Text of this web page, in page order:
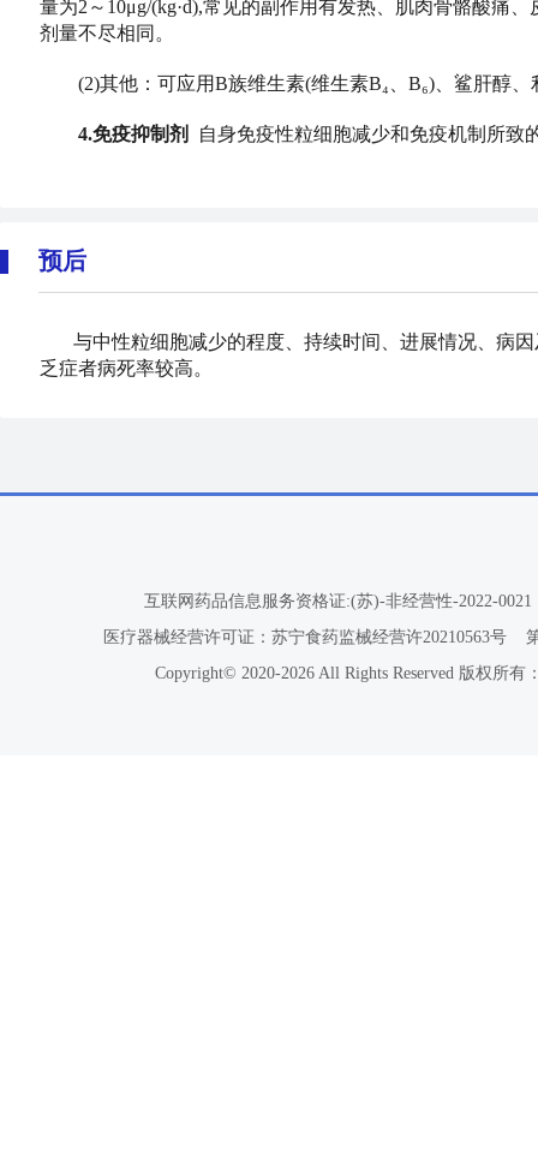
量为2～10μg/(kg·d),常见的副作用有发热、肌肉骨骼酸痛
剂量不尽相同。
(2)其他：可应用B族维生素(维生素B₄、B₆)、鲨肝醇、
4.免疫抑制剂 自身免疫性粒细胞减少和免疫机制所致
预后
与中性粒细胞减少的程度、持续时间、进展情况、病
乏症者病死率较高。
互联网药品信息服务资格证:(苏)-非经营性-2022-0021
医疗器械经营许可证：苏宁食药监械经营许20210563号
Copyright© 2020-2026 All Rights Reserved 版权所